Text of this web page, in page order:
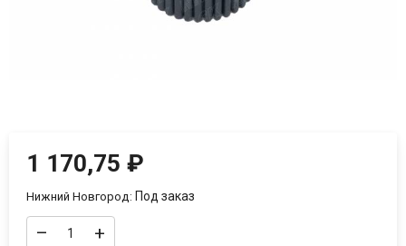
1 170,75₽
Нижний Новгород: Под заказ
– +